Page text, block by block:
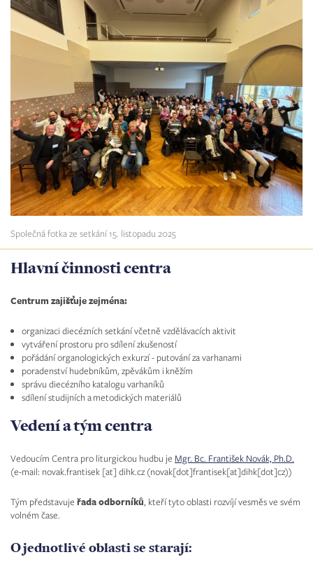
Společná fotka ze setkání 15. listopadu 2025
Hlavní činnosti centra
Centrum zajišťuje zejména:
organizaci diecézních setkání včetně vzdělávacích aktivit
vytváření prostoru pro sdílení zkušeností
pořádání organologických exkurzí - putování za varhanami
poradenství hudebníkům, zpěvákům i kněžím
správu diecézního katalogu varhaníků
sdílení studijních a metodických materiálů
Vedení a tým centra
Vedoucím Centra pro liturgickou hudbu je Mgr. Bc. František Novák, Ph.D.
(e-mail: novak.frantisek [at] dihk.cz (novak[dot]frantisek[at]dihk[dot]cz))
Tým představuje řada odborníků, kteří tyto oblasti rozvíjí vesměs ve svém
volném čase.
O jednotlivé oblasti se starají: